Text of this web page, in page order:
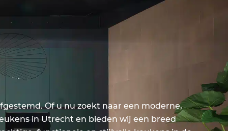
Of u nu zoekt naar een moderne,
in Utrecht en bieden wij een breed